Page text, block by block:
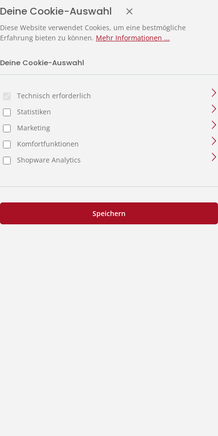
Deine Cookie-Auswahl
Diese Website verwendet Cookies, um eine bestmögliche
Erfahrung bieten zu können. Mehr Informationen ...
Deine Cookie-Auswahl
Technisch erforderlich
Statistiken
Marketing
Komfortfunktionen
Shopware Analytics
Speichern